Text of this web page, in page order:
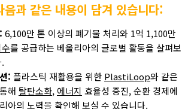
음과 같은 내용이 담겨 있습니다:
6,100만 톤 이상의 폐기물 처리와 1억 1,100만
를 공급하는 베올리아의 글로벌 활동을 살펴보
: 플라스틱 재활용을 위한 PlastiLoop와 같은
해 탈탄소화, 에너지 효율성 증진, 순환 경제에
아의 노력을 확인해 보실 수 있습니다.